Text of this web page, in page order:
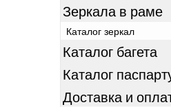
Зеркала в раме
Каталог зеркал
Каталог багета
Каталог
Доставка и